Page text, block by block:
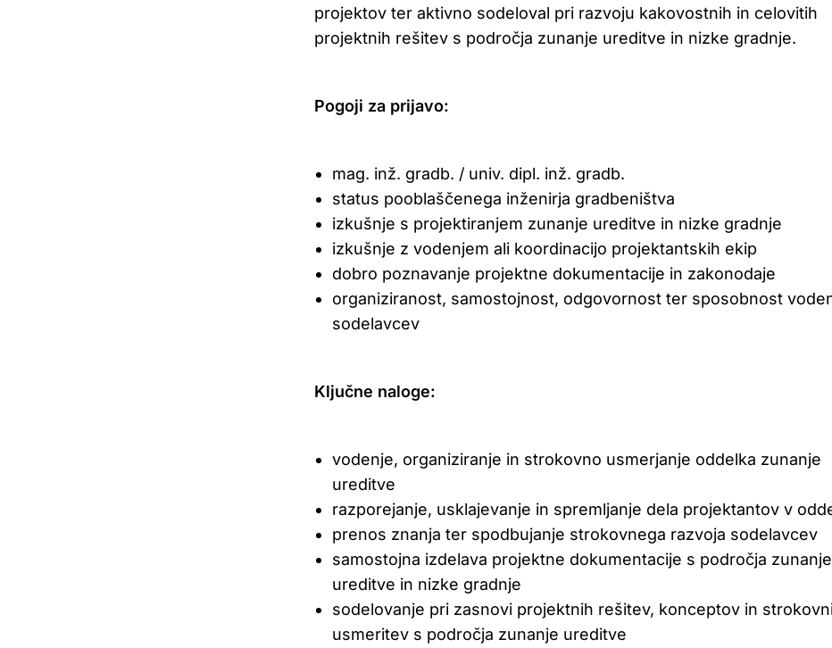
projektov ter aktivno sodeloval pri razvoju kakovostnih in celovitih
projektnih rešitev s področja zunanje ureditve in nizke gradnje.
Pogoji za prijavo:
mag. inž. gradb. / univ. dipl. inž. gradb.
status pooblaščenega inženirja gradbeništva
izkušnje s projektiranjem zunanje ureditve in nizke gradnje
izkušnje z vodenjem ali koordinacijo projektantskih ekip
dobro poznavanje projektne dokumentacije in zakonodaje
organiziranost, samostojnost, odgovornost ter sposobnost
sodelavcev
Ključne naloge:
vodenje, organiziranje in strokovno usmerjanje oddelka zunanje
ureditve
razporejanje, usklajevanje in spremljanje dela projektantov v
prenos znanja ter spodbujanje strokovnega razvoja sodelavcev
samostojna izdelava projektne dokumentacije s področja zunanje
ureditve in nizke gradnje
sodelovanje pri zasnovi projektnih rešitev, konceptov in
usmeritev s področja zunanje ureditve